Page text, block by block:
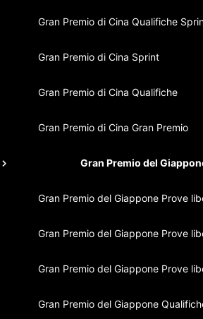
Gran Premio di Cina Qualifiche
Gran Premio di Cina Sprint
Gran Premio di Cina Qualifiche
Gran Premio di Cina Gran Premio
Gran Premio del
Gran Premio del Giappone Prove
Gran Premio del Giappone Prove
Gran Premio del Giappone Prove
Gran Premio del Giappone